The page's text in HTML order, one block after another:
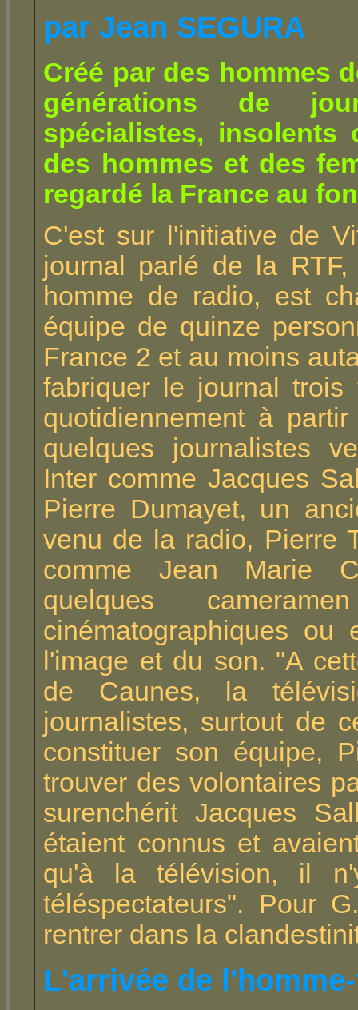
par Jean SEGURA
Créé par des hommes
générations de
spécialistes,
des hommes et des
regardé la France au
C'est sur l'initiative de
journal parlé de la
homme de radio, est
équipe de quinze
France 2 et au moins
fabriquer le journal
quotidiennement à
quelques journalistes
Inter comme Jacques
Pierre Dumayet, un
venu de la radio, Pierre
comme Jean Marie
quelques
cinématographiques ou
l'image et du son. "A
de Caunes, la
journalistes, surtout de
constituer son équipe,
trouver des volontaires
surenchérit Jacques
étaient connus et
qu'à la télévision, il
téléspectateurs". Pour
rentrer dans la
L'arrivée de